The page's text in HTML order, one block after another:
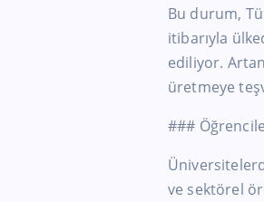
Bu durum,
itibarıyla
ediliyor.
üretmeye
###
ve sektörel